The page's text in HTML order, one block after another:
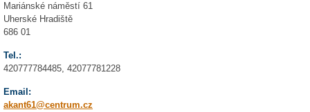
Mariánské náměstí 61
Uherské Hradiště
686 01
Tel.:
420777784485, 42077781228
Email:
akant61@centrum.cz